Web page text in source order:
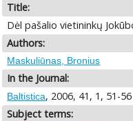
Title:
Dėl pašalio vietininkų
Authors:
Maskuliūnas, Bronius
In the Journal:
Baltistica, 2006, 41, 1, 51-56
Subject terms: